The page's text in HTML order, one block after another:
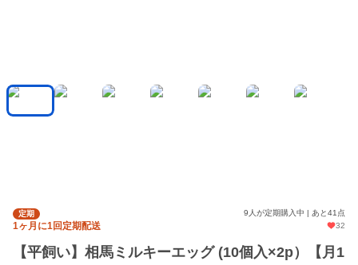
定期 9人が定期購入中 | あと41点
1ヶ月に1回定期配送 32
【平飼い】相馬ミルキーエッグ (10個入×2p）【月1